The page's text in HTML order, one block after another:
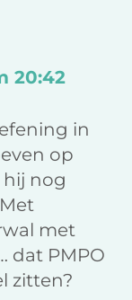
20:42
in
op
nog
met
dat PMPO
zitten?